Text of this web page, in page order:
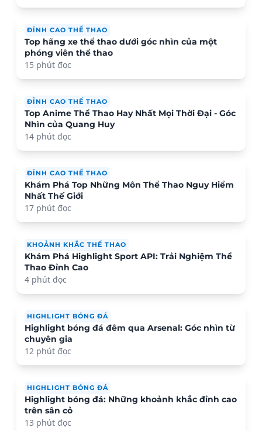
ĐỈNH CAO THỂ THAO
Top hãng xe thể thao dưới góc nhìn của một
phóng viên thể thao
15 phút đọc
ĐỈNH CAO THỂ THAO
Top Anime Thể Thao Hay Nhất Mọi Thời Đại - Góc
Nhìn của Quang Huy
14 phút đọc
ĐỈNH CAO THỂ THAO
Khám Phá Top Những Môn Thể Thao Nguy Hiểm
Nhất Thế Giới
17 phút đọc
KHOẢNH KHẮC THỂ THAO
Khám Phá Highlight Sport API: Trải Nghiệm Thể
Thao Đỉnh Cao
4 phút đọc
HIGHLIGHT BÓNG ĐÁ
Highlight bóng đá đêm qua Arsenal: Góc nhìn từ
chuyên gia
12 phút đọc
HIGHLIGHT BÓNG ĐÁ
Highlight bóng đá: Những khoảnh khắc đỉnh cao
trên sân cỏ
13 phút đọc